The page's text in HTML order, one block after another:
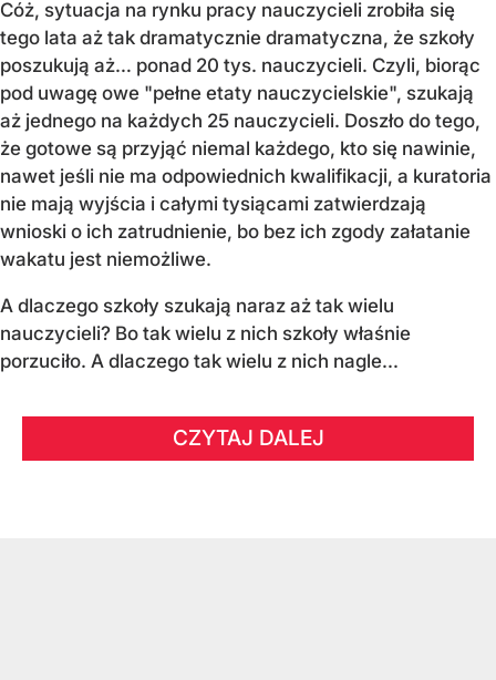
Cóż, sytuacja na rynku pracy nauczycieli zrobiła się
tego lata aż tak dramatycznie dramatyczna, że szkoły
poszukują aż… ponad 20 tys. nauczycieli. Czyli, biorąc
pod uwagę owe "pełne etaty nauczycielskie", szukają
aż jednego na każdych 25 nauczycieli. Doszło do tego,
że gotowe są przyjąć niemal każdego, kto się nawinie,
nawet jeśli nie ma odpowiednich kwalifikacji, a kuratoria
nie mają wyjścia i całymi tysiącami zatwierdzają
wnioski o ich zatrudnienie, bo bez ich zgody załatanie
wakatu jest niemożliwe.
A dlaczego szkoły szukają naraz aż tak wielu
nauczycieli? Bo tak wielu z nich szkoły właśnie
porzuciło. A dlaczego tak wielu z nich nagle...
CZYTAJ DALEJ